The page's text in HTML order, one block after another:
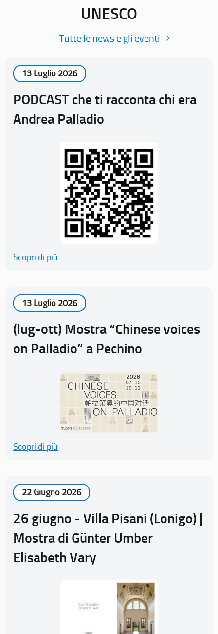
UNESCO
Tutte le news e gli eventi
13 Luglio 2026
PODCAST che ti racconta chi era
Andrea Palladio
Scopri di più
13 Luglio 2026
(lug-ott) Mostra “Chinese voices
on Palladio” a Pechino
Scopri di più
22 Giugno 2026
26 giugno - Villa Pisani (Lonigo) |
Mostra di Günter Umber
Elisabeth Vary